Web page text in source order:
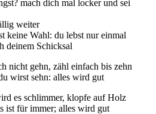
mach dich mal locker und sei
weiter
keine Wahl: du lebst nur einmal
deinem Schicksal
nicht gehn, zähl einfach bis zehn
wirst sehn: alles wird gut
es schlimmer, klopfe auf Holz
ist für immer; alles wird gut